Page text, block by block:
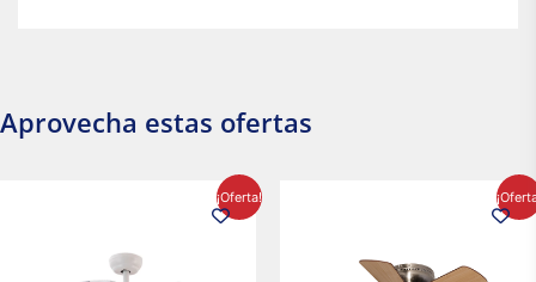
Aprovecha estas ofertas
¡Oferta!
$2,986.97.
precio
actual
$1,450.23.
precio
actual